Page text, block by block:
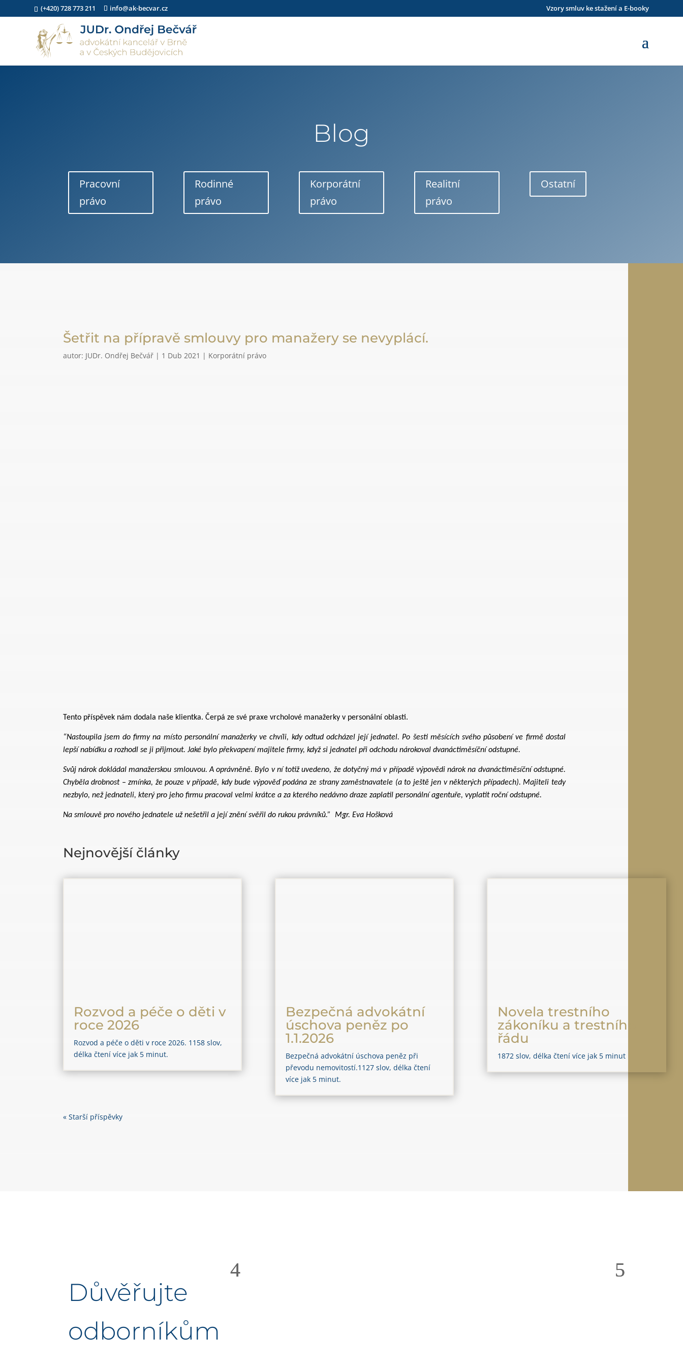
(+420) 728 773 211 info@ak-becvar.cz Vzory smluv ke stažení a E-booky
Blog
Pracovní
právo
Rodinné
právo
Korporátní
právo
Realitní
právo
Ostatní
Šetřit na přípravě smlouvy pro manažery se nevyplácí.
autor: JUDr. Ondřej Bečvář| 1 Dub 2021 | Korporátní právo
Tento příspěvek nám dodala naše klientka. Čerpá ze své praxe vrcholové manažerky v personální oblasti.
“Nastoupila jsem do firmy na místo personální manažerky ve chvíli, kdy odtud odcházel její jednatel. Po šesti měsících svého působení ve firmě dostal
lepší nabídku a rozhodl se ji přijmout. Jaké bylo překvapení majitele firmy, když si jednatel při odchodu nárokoval dvanáctiměsíční odstupné.
Svůj nárok dokládal manažerskou smlouvou. A oprávněně. Bylo v ní totiž uvedeno, že dotyčný má v případě výpovědi nárok na dvanáctiměsíční odstupné.
Chyběla drobnost – zmínka, že pouze v případě, kdy bude výpověď podána ze strany zaměstnavatele (a to ještě jen v některých případech). Majiteli tedy
nezbylo, než jednateli, který pro jeho firmu pracoval velmi krátce a za kterého nedávno draze zaplatil personální agentuře, vyplatit roční odstupné.
Na smlouvě pro nového jednatele už nešetřil a její znění svěřil do rukou právníků.” Mgr. Eva Hošková
Nejnovější články
Rozvod a péče o děti v
roce 2026
Rozvod a péče o děti v roce 2026. 1158 slov,
délka čtení více jak 5 minut.
Bezpečná advokátní
úschova peněz po
1.1.2026
Bezpečná advokátní úschova peněz při
převodu nemovitostí.1127 slov, délka čtení
více jak 5 minut.
Novela trestního
zákoníku a trestního
řádu
1872 slov, délka čtení více jak 5 minut
« Starší příspěvky
Důvěřujte
odborníkům